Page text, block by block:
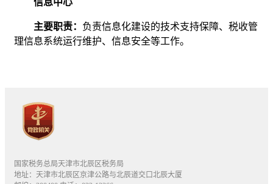
信息中心
主要职责： 负责信息化建设的技术支持保障、税收管
理信息系统运行维护、信息安全等工作。
国家税务总局天津市北辰区税务局
地址：天津市北辰区京津公路与北辰道交口北辰大厦